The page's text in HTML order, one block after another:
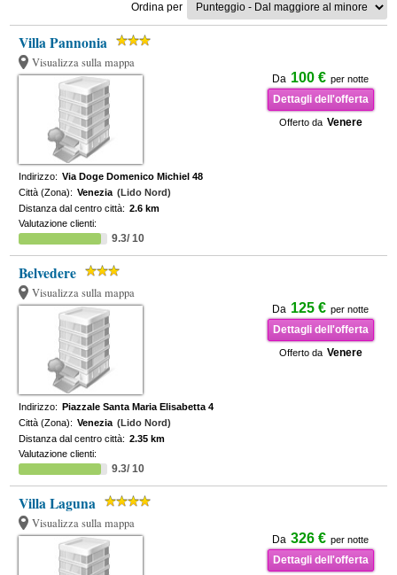
Ordina per
Villa Pannonia
Visualizza sulla mappa
Da 100 € per notte
Dettagli dell'offerta
Offerto da Venere
Indirizzo: Via Doge Domenico Michiel 48
Città (Zona): Venezia (Lido Nord)
Distanza dal centro città: 2.6 km
Valutazione clienti:
9.3/ 10
Belvedere
Visualizza sulla mappa
Da 125 € per notte
Dettagli dell'offerta
Offerto da Venere
Indirizzo: Piazzale Santa Maria Elisabetta 4
Città (Zona): Venezia (Lido Nord)
Distanza dal centro città: 2.35 km
Valutazione clienti:
9.3/ 10
Villa Laguna
Visualizza sulla mappa
Da 326 € per notte
Dettagli dell'offerta